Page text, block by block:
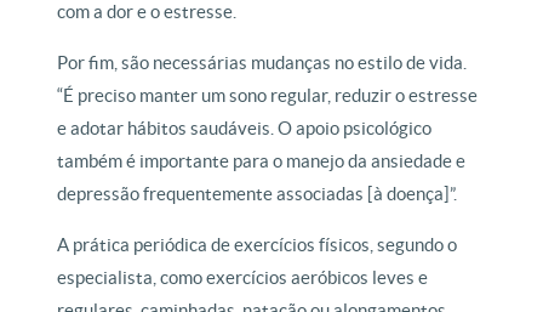
com a dor e o estresse.
Por fim, são necessárias mudanças no estilo de vida.
“É preciso manter um sono regular, reduzir o estresse
e adotar hábitos saudáveis. O apoio psicológico
também é importante para o manejo da ansiedade e
depressão frequentemente associadas [à doença]”.
A prática periódica de exercícios físicos, segundo o
especialista, como exercícios aeróbicos leves e